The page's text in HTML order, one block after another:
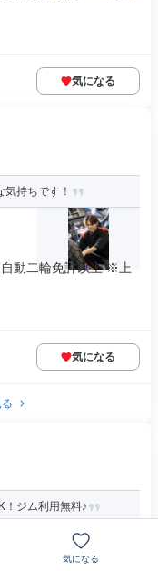
気になる
持ちです！
動二輪免許以上 ※上
気になる
！ジム利用無料♪
気になる